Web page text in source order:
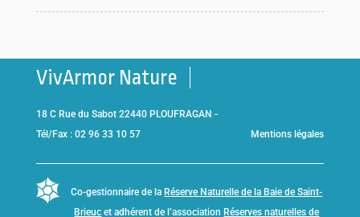
VivArmor Nature
18 C Rue du Sabot 22440 PLOUFRAGAN -
Tél/Fax : 02 96 33 10 57
Mentions légales
Co-gestionnaire de la Réserve Naturelle de la Baie de Saint-
Brieuc et adhérent de l’association Réserves naturelles de